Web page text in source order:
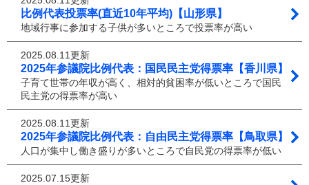
比例代表投票率(直近10年平均)【山形県】
地域行事に参加する子供が多いところで投票率が高い
2025.08.11更新
2025年参議院比例代表：国民民主党得票率【香川県】
子育て世帯の年収が高く、相対的貧困率が低いところで国民
民主党の得票率が高い
2025.08.11更新
2025年参議院比例代表：自由民主党得票率【鳥取県】
人口が集中し働き盛りが多いところで自民党の得票率が低い
2025.07.15更新